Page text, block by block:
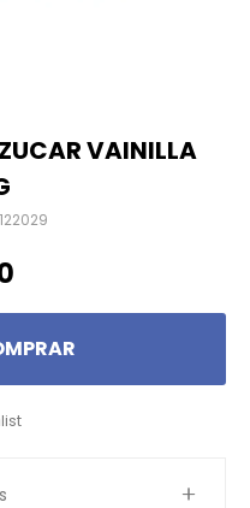
VAINILLA